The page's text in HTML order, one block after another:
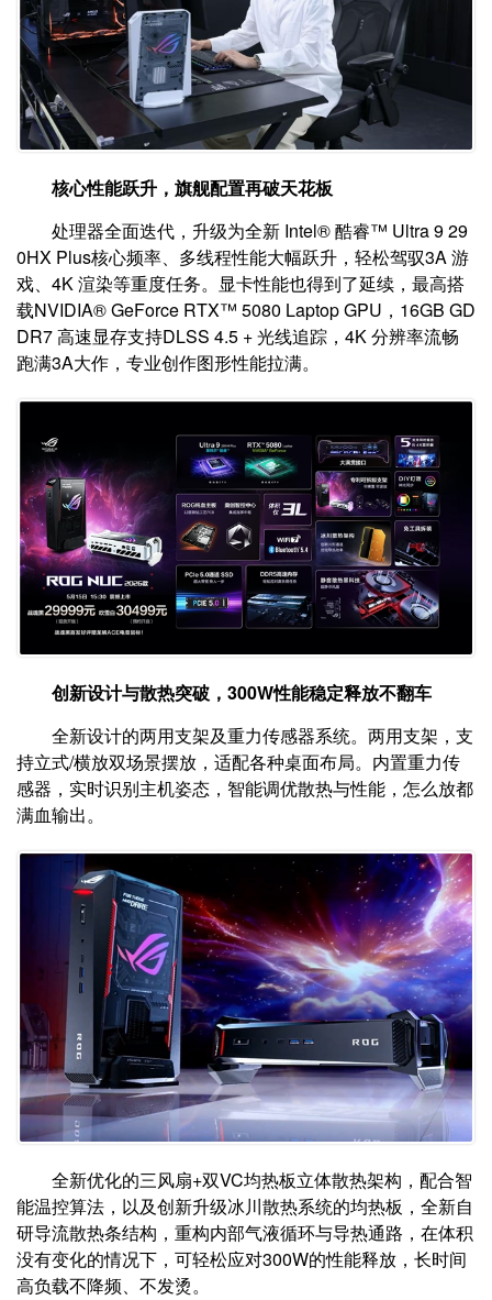
核心性能跃升 ， 旗舰配置再破天花板
处理器全面迭代，升级为全新 Intel® 酷睿™ Ultra 9 29
0HX Plus核心频率、多线程性能大幅跃升，轻松驾驭3A 游
戏、4K 渲染等重度任务。显卡性能也得到了延续，最高搭
载NVIDIA® GeForce RTX™ 5080 Laptop GPU，16GB GD
DR7 高速显存支持DLSS 4.5 + 光线追踪，4K 分辨率流畅
跑满3A大作，专业创作图形性能拉满。
创新设计与散热突破 ， 300W性能稳定释放不翻车
全新设计的两用支架及重力传感器系统。两用支架，支
持立式/横放双场景摆放，适配各种桌面布局。内置重力传
感器，实时识别主机姿态，智能调优散热与性能，怎么放都
满血输出。
全新优化的三风扇+双VC均热板立体散热架构，配合智
能温控算法，以及创新升级冰川散热系统的均热板，全新自
研导流散热条结构，重构内部气液循环与导热通路，在体积
没有变化的情况下，可轻松应对300W的性能释放，长时间
高负载不降频、不发烫。